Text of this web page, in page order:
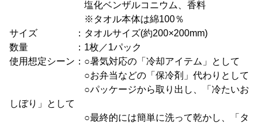
塩化ベンザルコニウム、香料
※タオル本体は綿100％
サイズ ：タオルサイズ(約200×200mm)
数量 ：1枚／1パック
使用想定シーン：○暑気対応の「冷却アイテム」として
○お弁当などの「保冷剤」代わりとして
○パッケージから取り出し、「冷たいお
しぼり」として
○最終的には簡単に洗って乾かし、「タ